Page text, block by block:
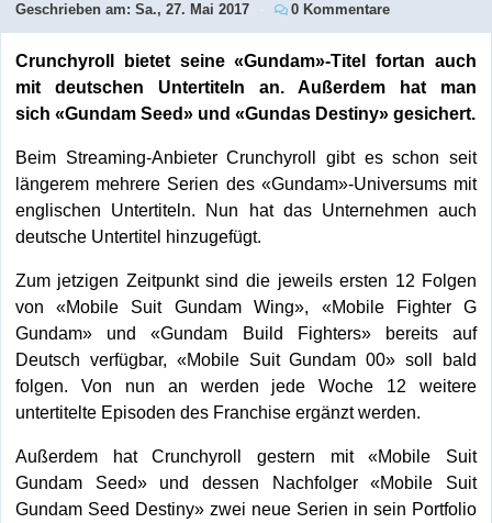
Geschrieben am: Sa., 27. Mai 2017 0 Kommentare
Crunchyroll bietet seine «Gundam»-Titel fortan auch
mit deutschen Untertiteln an. Außerdem hat man
sich «Gundam Seed» und «Gundas Destiny» gesichert.
Beim Streaming-Anbieter Crunchyroll gibt es schon seit
längerem mehrere Serien des «Gundam»-Universums mit
englischen Untertiteln. Nun hat das Unternehmen auch
deutsche Untertitel hinzugefügt.
Zum jetzigen Zeitpunkt sind die jeweils ersten 12 Folgen
von «Mobile Suit Gundam Wing», «Mobile Fighter G
Gundam» und «Gundam Build Fighters» bereits auf
Deutsch verfügbar, «Mobile Suit Gundam 00» soll bald
folgen. Von nun an werden jede Woche 12 weitere
untertitelte Episoden des Franchise ergänzt werden.
Außerdem hat Crunchyroll gestern mit «Mobile Suit
Gundam Seed» und dessen Nachfolger «Mobile Suit
Gundam Seed Destiny» zwei neue Serien in sein Portfolio